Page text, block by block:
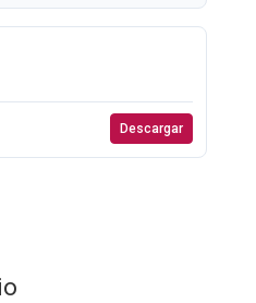
Descargar